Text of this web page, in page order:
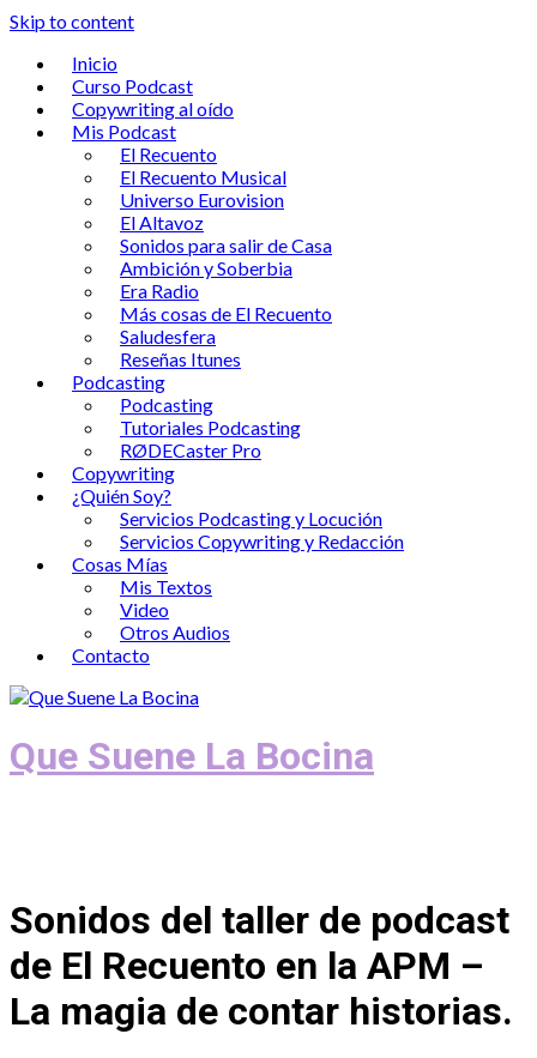
Skip to content
Inicio
Curso Podcast
Copywriting al oído
Mis Podcast
El Recuento
El Recuento Musical
Universo Eurovision
El Altavoz
Sonidos para salir de Casa
Ambición y Soberbia
Era Radio
Más cosas de El Recuento
Saludesfera
Reseñas Itunes
Podcasting
Podcasting
Tutoriales Podcasting
RØDECaster Pro
Copywriting
¿Quién Soy?
Servicios Podcasting y Locución
Servicios Copywriting y Redacción
Cosas Mías
Mis Textos
Video
Otros Audios
Contacto
Que Suene La Bocina
Sonidos del taller de podcast
de El Recuento en la APM –
La magia de contar historias.